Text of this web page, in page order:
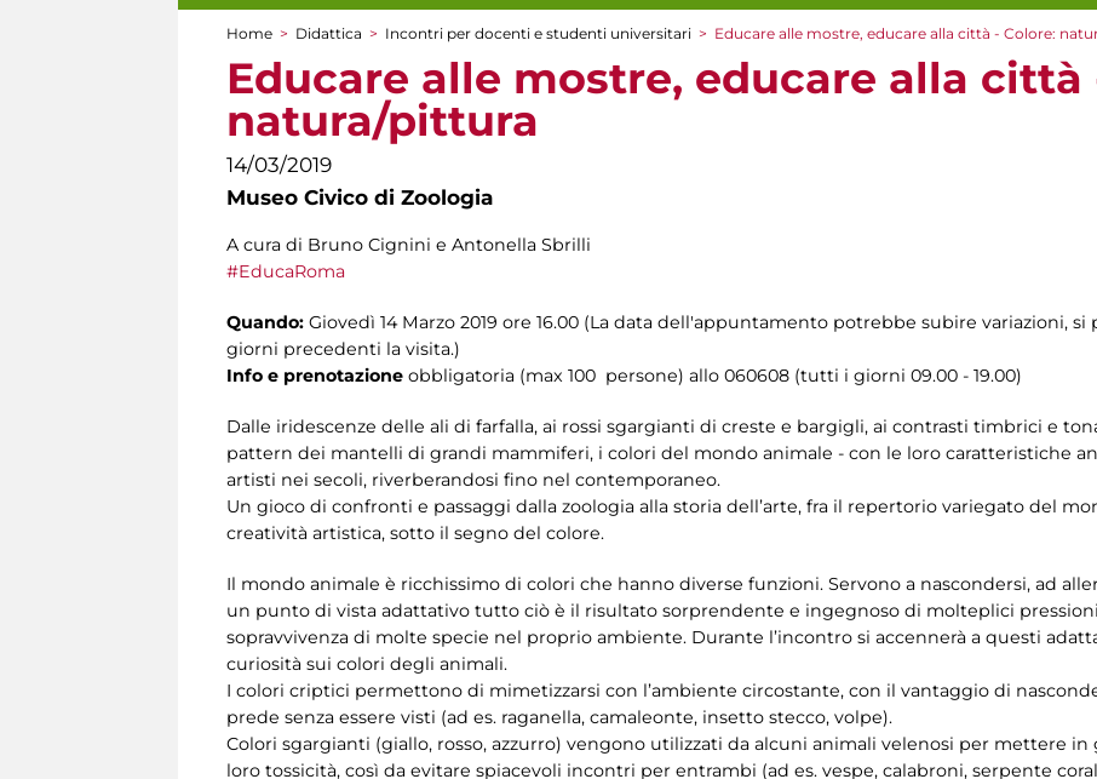
Tu sei qui
Home > Didattica > Incontri per docenti e studenti universitari > Educare alle mostre, educare alla città - Colore:
Educare alle mostre, educare alla città
natura/pittura
14/03/2019
Museo Civico di Zoologia
A cura di Bruno Cignini e Antonella Sbrilli
#EducaRoma
Quando: Giovedì 14 Marzo 2019 ore 16.00 (La data dell'appuntamento potrebbe subire variazioni,
giorni precedenti la visita.)
Info e prenotazione obbligatoria (max 100 persone) allo 060608 (tutti i giorni 09.00 - 19.00)
Dalle iridescenze delle ali di farfalla, ai rossi sgargianti di creste e bargigli, ai contrasti timbrici e
pattern dei mantelli di grandi mammiferi, i colori del mondo animale - con le loro caratteristiche
artisti nei secoli, riverberandosi fino nel contemporaneo.
Un gioco di confronti e passaggi dalla zoologia alla storia dell’arte, fra il repertorio variegato del
creatività artistica, sotto il segno del colore.
Il mondo animale è ricchissimo di colori che hanno diverse funzioni. Servono a nascondersi, ad
un punto di vista adattativo tutto ciò è il risultato sorprendente e ingegnoso di molteplici
sopravvivenza di molte specie nel proprio ambiente. Durante l’incontro si accennerà a questi
curiosità sui colori degli animali.
I colori criptici permettono di mimetizzarsi con l’ambiente circostante, con il vantaggio di
prede senza essere visti (ad es. raganella, camaleonte, insetto stecco, volpe).
Colori sgargianti (giallo, rosso, azzurro) vengono utilizzati da alcuni animali velenosi per mettere
loro tossicità, così da evitare spiacevoli incontri per entrambi (ad es. vespe, calabroni, serpente